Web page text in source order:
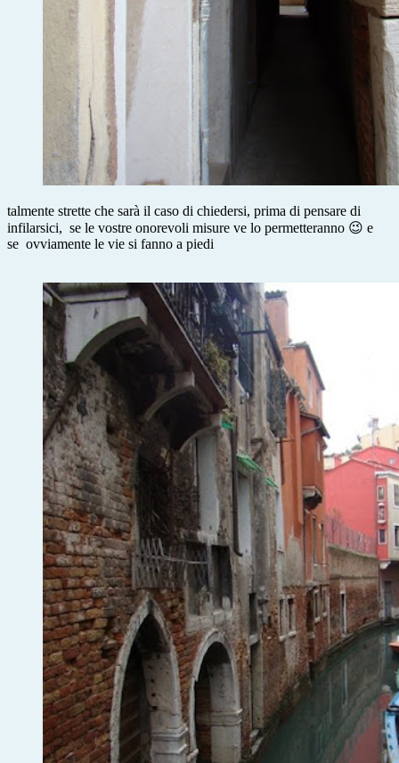
talmente strette che sarà il caso di chiedersi, prima di pensare di
infilarsici, se le vostre onorevoli misure ve lo permetteranno 😉 e
se ovviamente le vie si fanno a piedi